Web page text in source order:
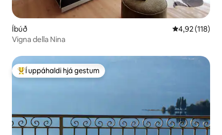
Íbúð 4,92 af 5 í
4,92 (118)
Vigna della Nina
Í mestu uppáhaldi hjá gestum
Í uppáhaldi hjá gestum